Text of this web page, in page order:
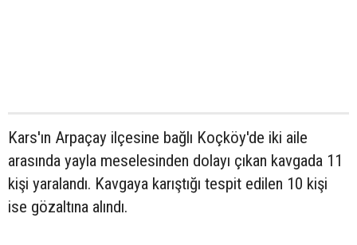
Kars'ın Arpaçay ilçesine bağlı Koçköy'de iki aile
arasında yayla meselesinden dolayı çıkan kavgada 11
kişi yaralandı. Kavgaya karıştığı tespit edilen 10 kişi
ise gözaltına alındı.